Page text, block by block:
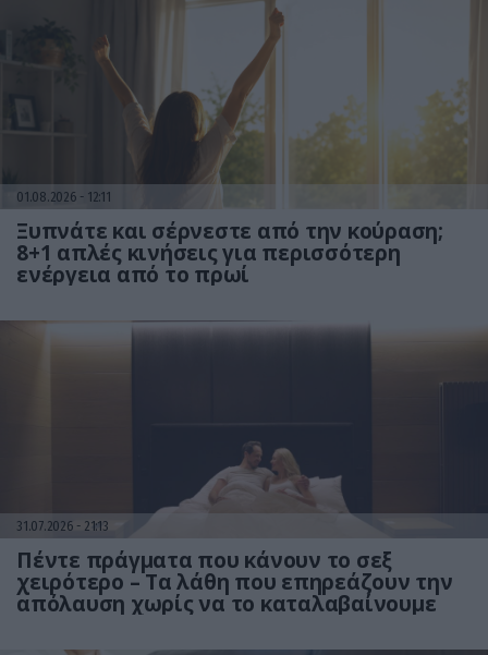
01.08.2026 12:11
Ξυπνάτε και σέρνεστε από την κούραση;
8+1 απλές κινήσεις για περισσότερη
ενέργεια από το πρωί
31.07.2026 21:13
Πέντε πράγματα που κάνουν το σεξ
χειρότερο – Τα λάθη που επηρεάζουν την
απόλαυση χωρίς να το καταλαβαίνουμε